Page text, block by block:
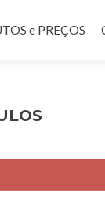
e PREÇOS